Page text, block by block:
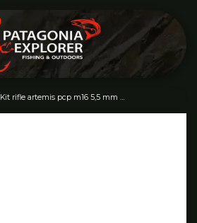
Kit rifle artemis pcp m16 5,5 mm + mira 4-16x50